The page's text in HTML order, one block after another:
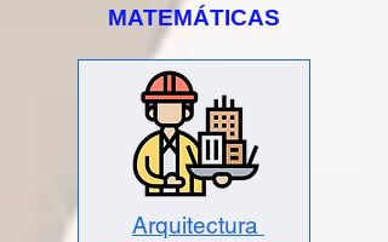
MATEMÁTICAS
Arquitectura